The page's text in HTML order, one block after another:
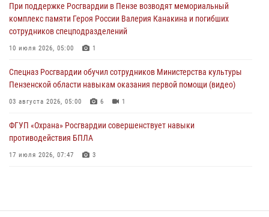
службы
03 августа 2026, 05:15
Спецназ Росгвардии обучил сотрудников Министерства культуры
03 августа 2026, 05:00 1
При поддержке Росгвардии в Пензе возводят мемориальный
комплекс памяти Героя России Валерия Канакина и погибших
сотрудников спецподразделений
10 июля 2026, 05:00 1
Спецназ Росгвардии обучил сотрудников Министерства культуры
Пензенской области навыкам оказания первой помощи (видео)
03 августа 2026, 05:00 6 1
ФГУП «Охрана» Росгвардии совершенствует навыки
противодействия БПЛА
17 июля 2026, 07:47 3